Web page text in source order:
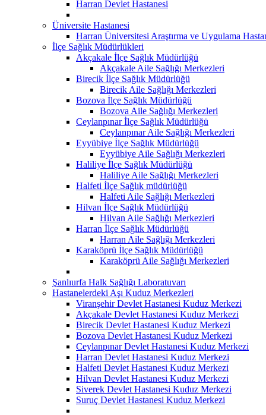
Harran Devlet Hastanesi
Üniversite Hastanesi
Harran Üniversitesi Araştırma ve Uygulama
İlçe Sağlık Müdürlükleri
Akçakale İlçe Sağlık Müdürlüğü
Akçakale Aile Sağlığı Merkezleri
Birecik İlçe Sağlık Müdürlüğü
Birecik Aile Sağlığı Merkezleri
Bozova İlçe Sağlık Müdürlüğü
Bozova Aile Sağlığı Merkezleri
Ceylanpınar İlçe Sağlık Müdürlüğü
Ceylanpınar Aile Sağlığı Merkezleri
Eyyübiye İlçe Sağlık Müdürlüğü
Eyyübiye Aile Sağlığı Merkezleri
Haliliye İlçe Sağlık Müdürlüğü
Haliliye Aile Sağlığı Merkezleri
Halfeti İlçe Sağlık müdürlüğü
Halfeti Aile Sağlığı Merkezleri
Hilvan İlçe Sağlık Müdürlüğü
Hilvan Aile Sağlığı Merkezleri
Harran İlçe Sağlık Müdürlüğü
Harran Aile Sağlığı Merkezleri
Karaköprü İlçe Sağlık Müdürlüğü
Karaköprü Aile Sağlığı Merkezleri
Şanlıurfa Halk Sağlığı Laboratuvarı
Hastanelerdeki Aşı Kuduz Merkezleri
Viranşehir Devlet Hastanesi Kuduz Merkezi
Akçakale Devlet Hastanesi Kuduz Merkezi
Birecik Devlet Hastanesi Kuduz Merkezi
Bozova Devlet Hastanesi Kuduz Merkezi
Ceylanpınar Devlet Hastanesi Kuduz Merkezi
Harran Devlet Hastanesi Kuduz Merkezi
Halfeti Devlet Hastanesi Kuduz Merkezi
Hilvan Devlet Hastanesi Kuduz Merkezi
Siverek Devlet Hastanesi Kuduz Merkezi
Suruç Devlet Hastanesi Kuduz Merkezi